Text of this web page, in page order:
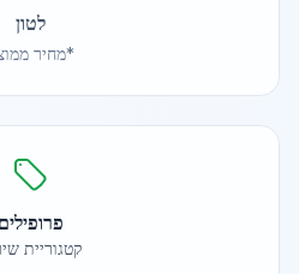
לטון
*מחיר
פרופילים
קטגוריית